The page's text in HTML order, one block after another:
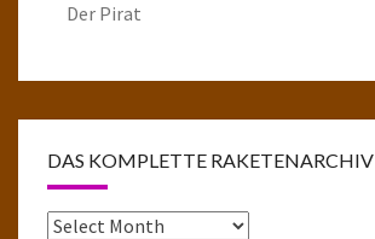
Der Pirat
DAS KOMPLETTE RAKETENARCHIV
Das